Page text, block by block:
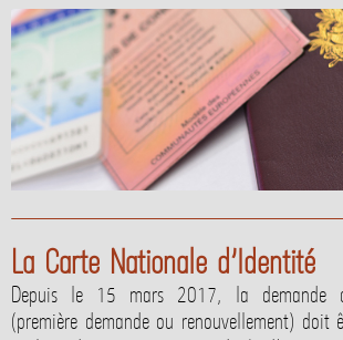
La Carte Nationale d’Identité
Depuis le 15 mars 2017, la demande
(première demande ou renouvellement) doit